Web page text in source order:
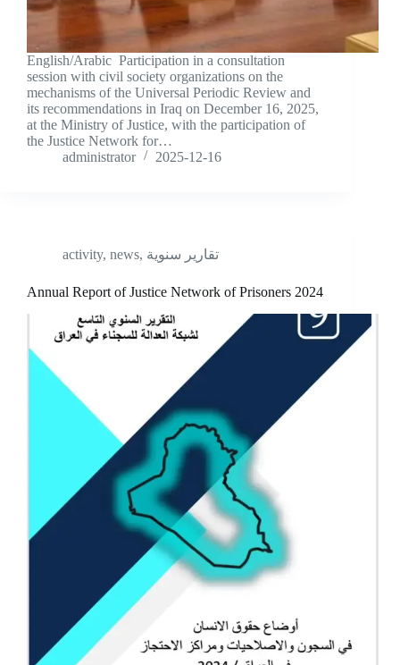
English/Arabic Participation in a consultation
session with civil society organizations on the
mechanisms of the Universal Periodic Review and
its recommendations in Iraq on December 16, 2025,
at the Ministry of Justice, with the participation of
the Justice Network for…
administrator
2025-12-16
activity, news, تقارير سنوية
Annual Report of Justice Network of Prisoners 2024